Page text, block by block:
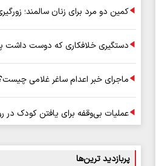
کمین دو مرد برای زنان سالمند؛
دستگیری خلافکاری که دوست داشت
ماجرای خبر اعدام ساغر غلامی
عملیات بی‌وقفه برای یافتن کودک در
پربازدید ترین‌ها